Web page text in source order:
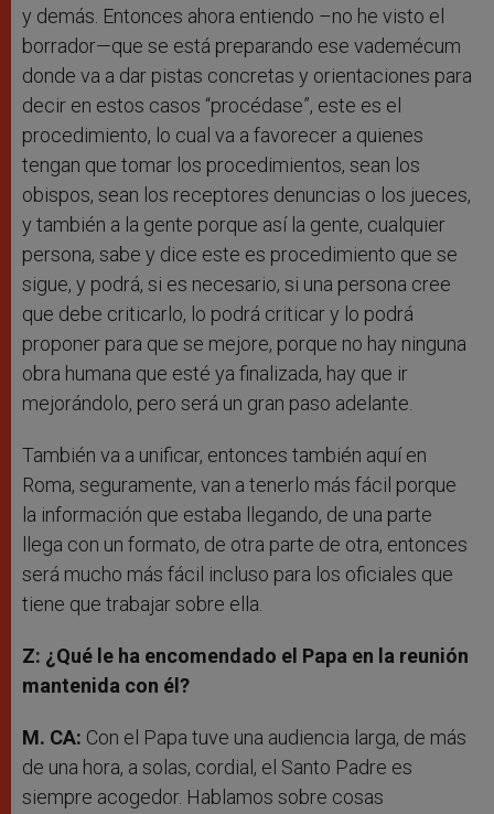
y demás. Entonces ahora entiendo –no he visto el
borrador—que se está preparando ese vademécum
donde va a dar pistas concretas y orientaciones para
decir en estos casos “procédase”, este es el
procedimiento, lo cual va a favorecer a quienes
tengan que tomar los procedimientos, sean los
obispos, sean los receptores denuncias o los jueces,
y también a la gente porque así la gente, cualquier
persona, sabe y dice este es procedimiento que se
sigue, y podrá, si es necesario, si una persona cree
que debe criticarlo, lo podrá criticar y lo podrá
proponer para que se mejore, porque no hay ninguna
obra humana que esté ya finalizada, hay que ir
mejorándolo, pero será un gran paso adelante.
También va a unificar, entonces también aquí en
Roma, seguramente, van a tenerlo más fácil porque
la información que estaba llegando, de una parte
llega con un formato, de otra parte de otra, entonces
será mucho más fácil incluso para los oficiales que
tiene que trabajar sobre ella.
Z: ¿Qué le ha encomendado el Papa en la reunión
mantenida con él?
M. CA: Con el Papa tuve una audiencia larga, de más
de una hora, a solas, cordial, el Santo Padre es
siempre acogedor. Hablamos sobre cosas